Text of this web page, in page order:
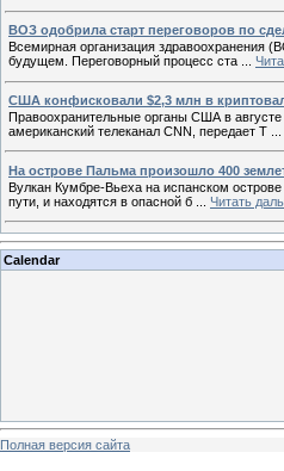
ВОЗ одобрила старт переговоров по
Всемирная организация здравоохранения
будущем. Переговорный процесс ста
США конфисковали $2,3 млн в
Правоохранительные органы США в
американский телеканал CNN, передает Т
На острове Пальма произошло 400
Вулкан Кумбре-Вьеха на испанском
пути, и находятся в опасной б
Читать
Calendar
Полная версия сайта